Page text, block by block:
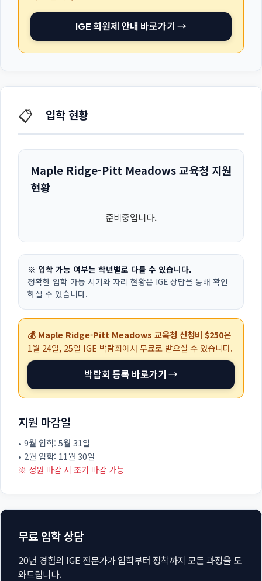
IGE 회원제 안내 바로가기 →
📋 입학 현황
Maple Ridge-Pitt Meadows 교육청 지원
현황
준비중입니다.
※ 입학 가능 여부는 학년별로 다를 수 있습니다.
정확한 입학 가능 시기와 자리 현황은 IGE 상담을 통해 확인
하실 수 있습니다.
💰 Maple Ridge-Pitt Meadows 교육청 신청비 $250은
1월 24일, 25일 IGE 박람회에서 무료로 받으실 수 있습니다.
박람회 등록 바로가기 →
지원 마감일
• 9월 입학: 5월 31일
• 2월 입학: 11월 30일
※ 정원 마감 시 조기 마감 가능
무료 입학 상담
20년 경험의 IGE 전문가가 입학부터 정착까지 모든 과정을 도
와드립니다.